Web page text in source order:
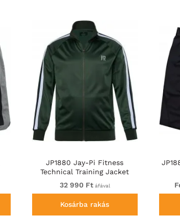
JP1880 Jay-Pi Fitness
Technical Training Jacket
Dark Green
32 990 Ftáfával
Kosárba rakás